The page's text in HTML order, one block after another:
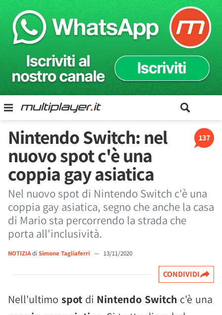
137
Nintendo Switch: nel
nuovo spot c'è una
coppia gay asiatica
Nel nuovo spot di Nintendo Switch c'è una
coppia gay asiatica, segno che anche la casa
di Mario sta percorrendo la strada che
porta all'inclusività.
NOTIZIAdi Simone Tagliaferri — 13/11/2020
CONDIVIDI
Nell'ultimo spot di Nintendo Switch c'è una